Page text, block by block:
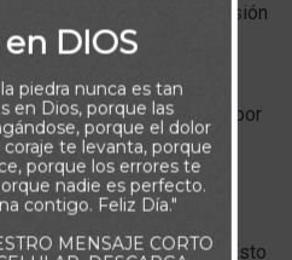
es posible que nuestra pasión
por el Señor. Fue por
al joven pastor de
fe.
espiritualmente. Esto
DIOS
piedra nunca es tan
en Dios, porque las
porque el dolor
te levanta, porque
porque los errores te
nadie es perfecto.
contigo. Feliz Día."
MENSAJE CORTO